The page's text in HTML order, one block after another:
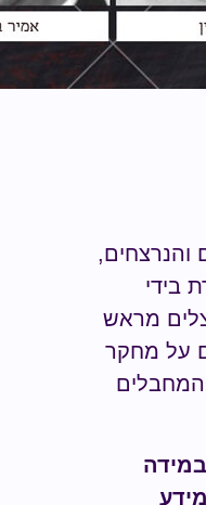
והנרצחים,
בידי
מראש
על מחקר
המחבלים